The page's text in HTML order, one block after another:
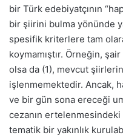
bir Türk edebiyatçının
bir şiirini bulma yönünde
spesifik kriterlere tam
koymamıştır. Örneğin,
olsa da (1), mevcut
işlenmemektedir. Ancak,
ve bir gün sona ereceği
cezanın ertelenmesindeki
tematik bir yakınlık